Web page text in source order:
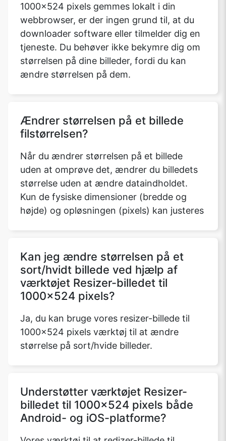
1000x524 pixels gemmes lokalt i din
webbrowser, er der ingen grund til, at du
downloader software eller tilmelder dig en
tjeneste. Du behøver ikke bekymre dig om
størrelsen på dine billeder, fordi du kan
ændre størrelsen på dem.
Ændrer størrelsen på et billede
filstørrelsen?
Når du ændrer størrelsen på et billede
uden at omprøve det, ændrer du billedets
størrelse uden at ændre dataindholdet.
Kun de fysiske dimensioner (bredde og
højde) og opløsningen (pixels) kan justeres
Kan jeg ændre størrelsen på et
sort/hvidt billede ved hjælp af
værktøjet Resizer-billedet til
1000x524 pixels?
Ja, du kan bruge vores resizer-billede til
1000x524 pixels værktøj til at ændre
størrelse på sort/hvide billeder.
Understøtter værktøjet Resizer-
billedet til 1000x524 pixels både
Android- og iOS-platforme?